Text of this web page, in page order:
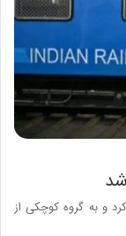
و به گروه کوچکی از